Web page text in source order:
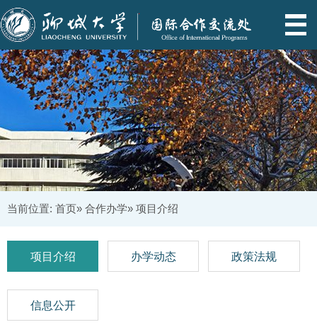
当前位置: 首页» 合作办学» 项目介绍
项目介绍 办学动态 政策法规
信息公开